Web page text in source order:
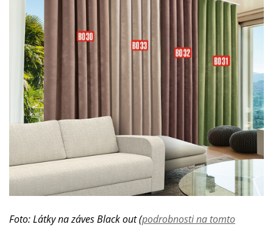
Foto: Látky na záves Black out (podrobnosti na tomto